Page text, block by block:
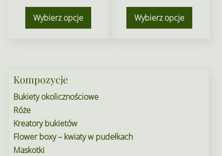
Wybierz opcje Wybierz opcje
Ten
Kompozycje
Bukiety okolicznościowe
Róże
Kreatory bukietów
Flower boxy – kwiaty w pudełkach
Maskotki